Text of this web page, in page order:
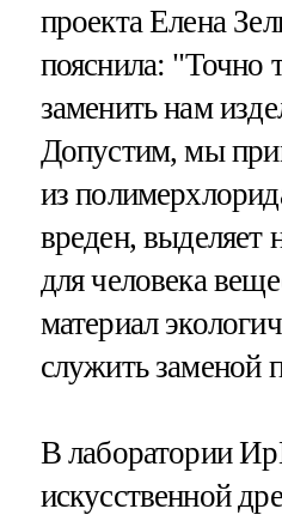
проекта Елена
пояснила: "Точно
заменить нам
Допустим, мы
из
вреден, выделяет
для человека
материал
служить заменой
В лаборатории
искусственной